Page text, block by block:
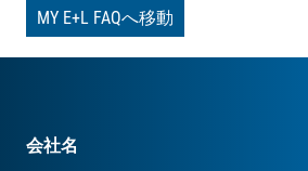
MY E+L FAQへ移動
会社名